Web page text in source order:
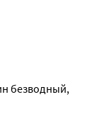
безводный,